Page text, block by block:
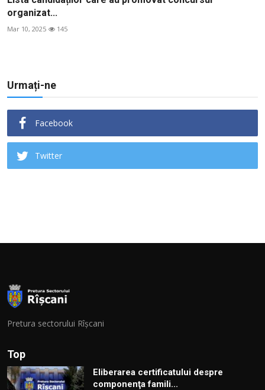
organizat...
Mar 10, 2025 145
Urmați-ne
Facebook
Twitter
Pretura sectorului Rîșcani
Top
Eliberarea certificatului despre
componenţa famili...